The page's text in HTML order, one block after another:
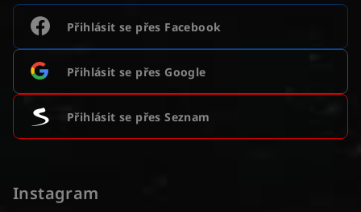
Přihlásit se přes Facebook
Přihlásit se přes Google
Přihlásit se přes Seznam
Instagram